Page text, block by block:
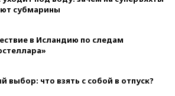
субмарины
в Исландию по следам
выбор: что взять с собой в отпуск?